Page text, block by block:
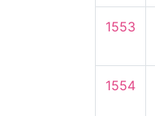
1553
1554